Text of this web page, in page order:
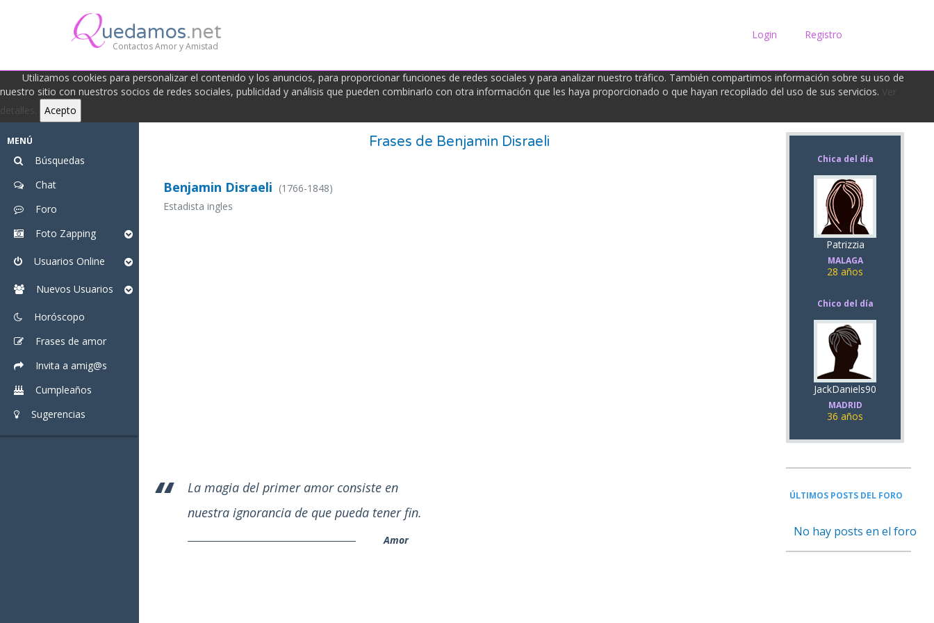
uedamos.net
Contactos Amor y Amistad
Login Registro
Utilizamos cookies para personalizar el contenido y los anuncios, para proporcionar funciones de redes sociales y para analizar nuestro tráfico. También compartimos información sobre su uso de
nuestro sitio con nuestros socios de redes sociales, publicidad y análisis que pueden combinarlo con otra información que les haya proporcionado o que hayan recopilado del uso de sus servicios.
Ver
detalles.
Acepto
MENÚ
Búsquedas
Chat
Foro
Foto Zapping
Usuarios Online
Nuevos Usuarios
Horóscopo
Frases de amor
Invita a amig@s
Cumpleaños
Sugerencias
Frases de Benjamin Disraeli
Benjamin Disraeli (1766-1848)
Estadista ingles
La magia del primer amor consiste en
nuestra ignorancia de que pueda tener fin.
Amor
Chica del día
Patrizzia
MALAGA
28 años
Chico del día
JackDaniels90
MADRID
36 años
ÚLTIMOS POSTS DEL FORO
No hay posts en el foro